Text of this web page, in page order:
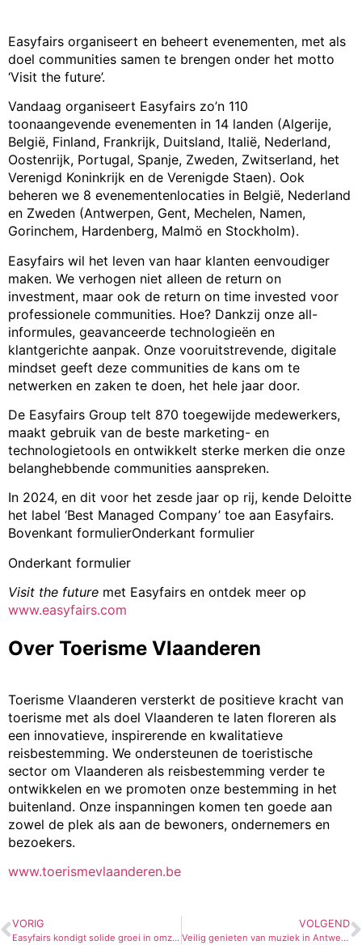
Easyfairs organiseert en beheert evenementen, met als
doel communities samen te brengen onder het motto
‘Visit the future’.
Vandaag organiseert Easyfairs zo’n 110
toonaangevende evenementen in 14 landen (Algerije,
België, Finland, Frankrijk, Duitsland, Italië, Nederland,
Oostenrijk, Portugal, Spanje, Zweden, Zwitserland, het
Verenigd Koninkrijk en de Verenigde Staen). Ook
beheren we 8 evenementenlocaties in België, Nederland
en Zweden (Antwerpen, Gent, Mechelen, Namen,
Gorinchem, Hardenberg, Malmö en Stockholm).
Easyfairs wil het leven van haar klanten eenvoudiger
maken. We verhogen niet alleen de return on
investment, maar ook de return on time invested voor
professionele communities. Hoe? Dankzij onze all-
informules, geavanceerde technologieën en
klantgerichte aanpak. Onze vooruitstrevende, digitale
mindset geeft deze communities de kans om te
netwerken en zaken te doen, het hele jaar door.
De Easyfairs Group telt 870 toegewijde medewerkers,
maakt gebruik van de beste marketing- en
technologietools en ontwikkelt sterke merken die onze
belanghebbende communities aanspreken.
In 2024, en dit voor het zesde jaar op rij, kende Deloitte
het label ‘Best Managed Company’ toe aan Easyfairs.
Bovenkant formulierOnderkant formulier
Onderkant formulier
Visit the future met Easyfairs en ontdek meer op
www.easyfairs.com
Over Toerisme Vlaanderen
Toerisme Vlaanderen versterkt de positieve kracht van
toerisme met als doel Vlaanderen te laten floreren als
een innovatieve, inspirerende en kwalitatieve
reisbestemming. We ondersteunen de toeristische
sector om Vlaanderen als reisbestemming verder te
ontwikkelen en we promoten onze bestemming in het
buitenland. Onze inspanningen komen ten goede aan
zowel de plek als aan de bewoners, ondernemers en
bezoekers.
www.toerismevlaanderen.be
VORIG
Easyfairs kondigt solide groei in omzet aan (+20,8%) en een sprong in EBITDA (+47,1%)
VOLGEND
Veilig genieten van muziek in Antwerp Expo met Alpine gehoorbescherming